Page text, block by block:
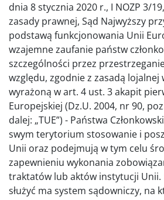
dnia 8 stycznia 2020 r., I NOZP 3/
zasady prawnej, Sąd Najwyższy
podstawą funkcjonowania Unii
wzajemne zaufanie państw
szczególności przez
względu, zgodnie z zasadą lojalnej
wyrażoną w art. 4 ust. 3 akapit
Europejskiej (Dz.U. 2004, nr 90,
dalej: „TUE”) - Państwa
swym terytorium stosowanie i
Unii oraz podejmują w tym celu
zapewnieniu wykonania
traktatów lub aktów instytucji Unii.
służyć ma system sądowniczy, na